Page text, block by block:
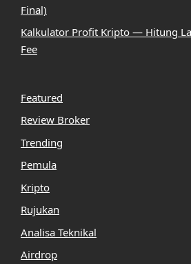
Final)
Kalkulator Profit Kripto — Hitung
Fee
Featured
Review Broker
Trending
Pemula
Kripto
Rujukan
Analisa Teknikal
Airdrop